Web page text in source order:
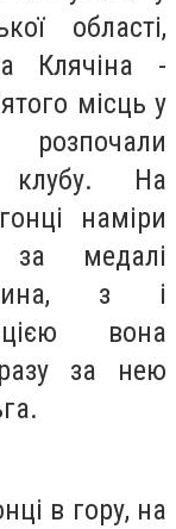
області,
Клячіна -
місць у
клубу. На
наміри
за медалі
з і
вона
за нею
в гору, на